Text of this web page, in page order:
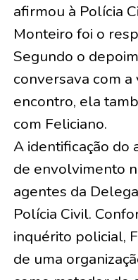
afirmou à Polícia
Monteiro foi o
Segundo o
conversava com
encontro, ela
com Feliciano.
A identificação do
de envolvimento
agentes da
Polícia Civil.
inquérito policial,
de uma